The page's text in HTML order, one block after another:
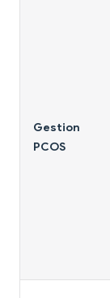
Gestion
PCOS